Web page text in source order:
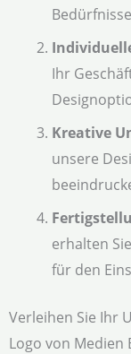
Ihr
Kreative
unsere
erhalten
für den
Verleihen Sie Ihr
Logo von Medien